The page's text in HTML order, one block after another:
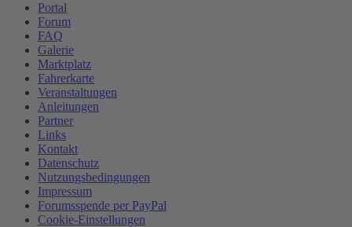
Portal
Forum
FAQ
Galerie
Marktplatz
Fahrerkarte
Veranstaltungen
Anleitungen
Partner
Links
Kontakt
Datenschutz
Nutzungsbedingungen
Impressum
Forumsspende per PayPal
Cookie-Einstellungen